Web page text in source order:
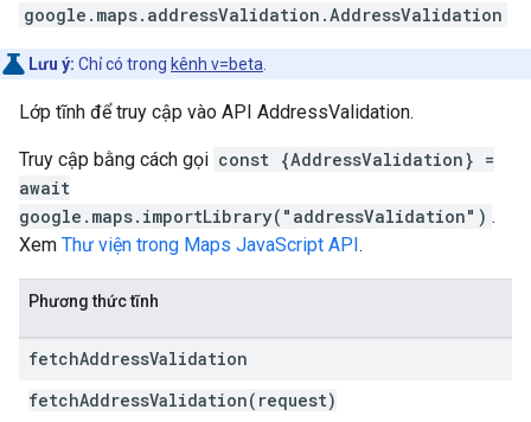
google.maps.addressValidation .AddressValidation
Lưu ý: Chỉ có trong kênh v=beta.
Lớp tĩnh để truy cập vào API AddressValidation.
Truy cập bằng cách gọi const {AddressValidation} =
await
google.maps.importLibrary("addressValidation") .
Xem Thư viện trong Maps JavaScript API .
Phương thức tĩnh
fetchAddressValidation
fetchAddressValidation(request)